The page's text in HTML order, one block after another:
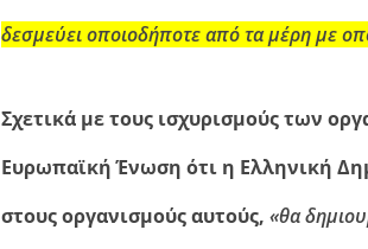
δεσμεύει οποιοδήποτε από τα μέρη με
Σχετικά με τους ισχυρισμούς των
Ευρωπαϊκή Ένωση ότι η Ελληνική
στους οργανισμούς αυτούς, «θα